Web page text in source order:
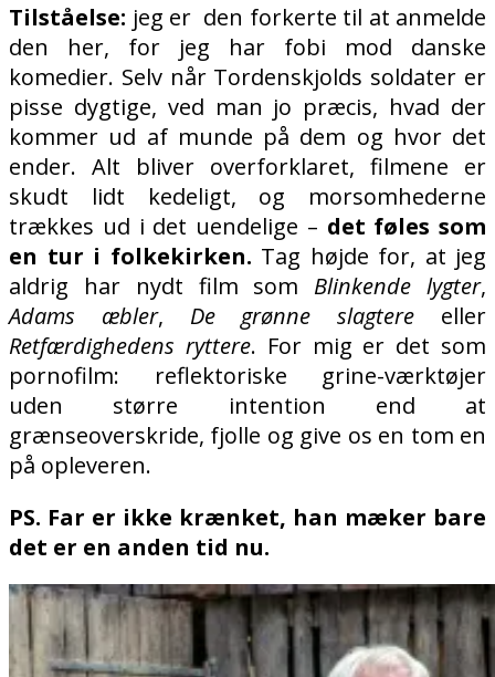
Tilståelse: jeg er den forkerte til at anmelde
den her, for jeg har fobi mod danske
komedier. Selv når Tordenskjolds soldater er
pisse dygtige, ved man jo præcis, hvad der
kommer ud af munde på dem og hvor det
ender. Alt bliver overforklaret, filmene er
skudt lidt kedeligt, og morsomhederne
trækkes ud i det uendelige – det føles som
en tur i folkekirken. Tag højde for, at jeg
aldrig har nydt film som Blinkende lygter,
Adams æbler, De grønne slagtere eller
Retfærdighedens ryttere. For mig er det som
pornofilm: reflektoriske grine-værktøjer
uden større intention end at
grænseoverskride, fjolle og give os en tom en
på opleveren.
PS. Far er ikke krænket, han mæker bare
det er en anden tid nu.